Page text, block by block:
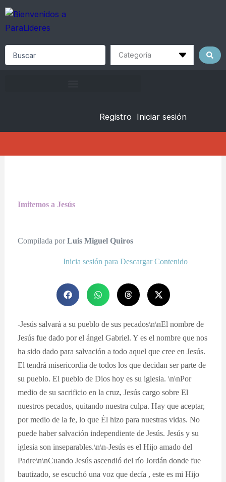
Skip
content
Registro Iniciar sesión
Imitemos a Jesús
Compilada porLuis Miguel Quiros
Inicia sesión para Descargar Contenido
-Jesús salvará a su pueblo de sus pecados\n\nEl nombre de
Jesús fue dado por el ángel Gabriel. Y es el nombre que nos
ha sido dado para salvación a todo aquel que cree en Jesús.
El tendrá misericordia de todos los que decidan ser parte de
su pueblo. El pueblo de Dios hoy es su iglesia. \n\nPor
medio de su sacrificio en la cruz, Jesús cargo sobre El
nuestros pecados, quitando nuestra culpa. Hay que aceptar,
por medio de la fe, lo que Él hizo para nuestras vidas. No
puede haber salvación independiente de Jesús. Jesús y su
iglesia son inseparables.\n\n-Jesús es el Hijo amado del
Padre\n\nCuando Jesús ascendió del río Jordán donde fue
bautizado, se escuchó una voz que decía , este es mi Hijo